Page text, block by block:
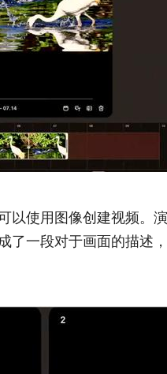
以使用图像创建视频。
了一段对于画面的描述